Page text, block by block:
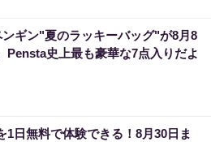
ギン"夏のラッキーバッグ"が8月8
Pensta史上最も豪華な7点入りだよ
1日無料で体験できる！8月30日ま